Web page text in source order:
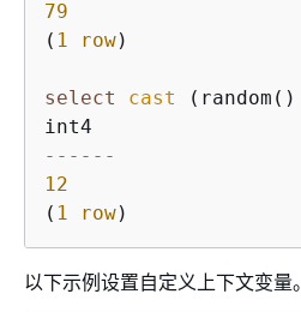
79
( 1 row)
select cast (random()
------
12
( 1 row)
以下示例设置自定义上下文变量。